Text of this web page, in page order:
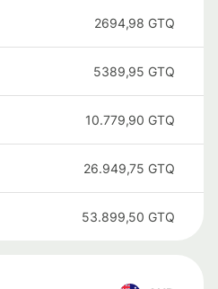
2694,98 GTQ
5389,95 GTQ
10.779,90 GTQ
26.949,75 GTQ
53.899,50 GTQ